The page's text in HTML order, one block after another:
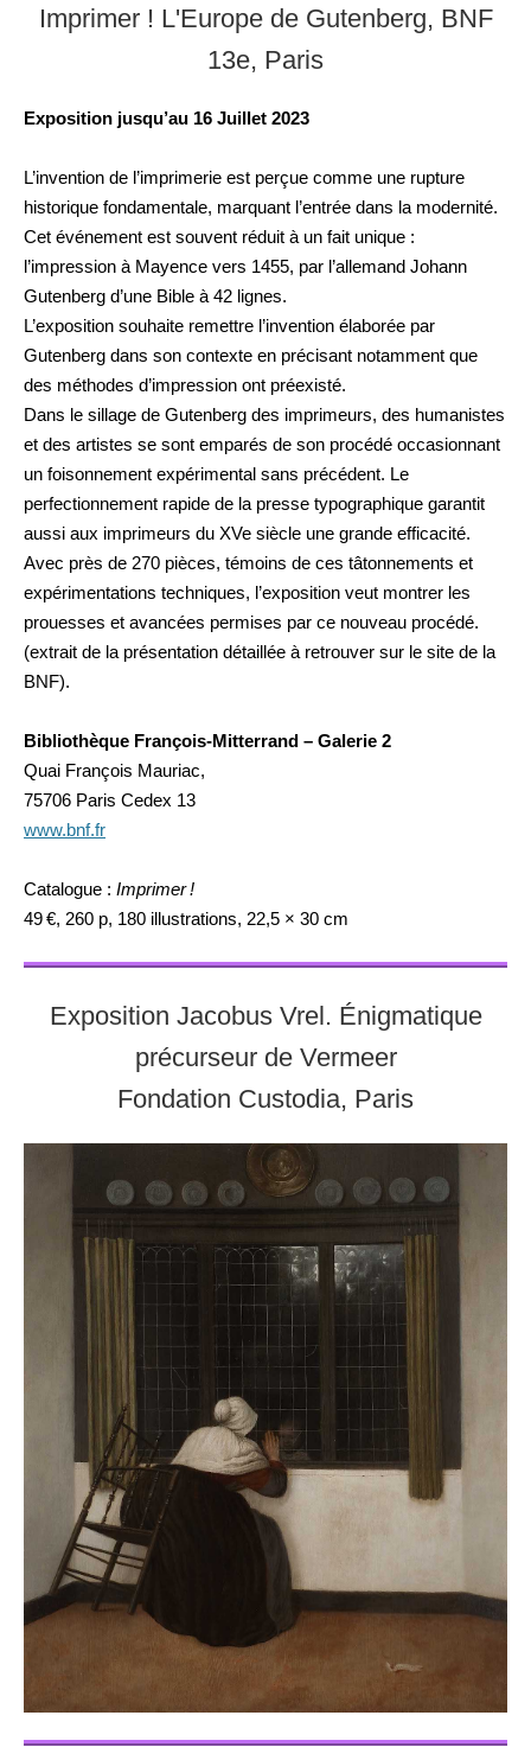
Imprimer ! L'Europe de Gutenberg, BNF
13e, Paris
Exposition jusqu’au 16 Juillet 2023
L’invention de l’imprimerie est perçue comme une rupture
historique fondamentale, marquant l’entrée dans la modernité.
Cet événement est souvent réduit à un fait unique :
l’impression à Mayence vers 1455, par l’allemand Johann
Gutenberg d’une Bible à 42 lignes.
L’exposition souhaite remettre l’invention élaborée par
Gutenberg dans son contexte en précisant notamment que
des méthodes d’impression ont préexisté.
Dans le sillage de Gutenberg des imprimeurs, des humanistes
et des artistes se sont emparés de son procédé occasionnant
un foisonnement expérimental sans précédent. Le
perfectionnement rapide de la presse typographique garantit
aussi aux imprimeurs du XVe siècle une grande efficacité.
Avec près de 270 pièces, témoins de ces tâtonnements et
expérimentations techniques, l’exposition veut montrer les
prouesses et avancées permises par ce nouveau procédé.
(extrait de la présentation détaillée à retrouver sur le site de la
BNF).
Bibliothèque François-Mitterrand – Galerie 2
Quai François Mauriac,
75706 Paris Cedex 13
www.bnf.fr
Catalogue : Imprimer !
49 €, 260 p, 180 illustrations, 22,5 × 30 cm
Exposition Jacobus Vrel. Énigmatique
précurseur de Vermeer
Fondation Custodia, Paris